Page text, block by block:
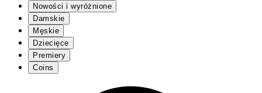
Nowości i wyróżnione
Damskie
Męskie
Dziecięce
Premiery
Coins